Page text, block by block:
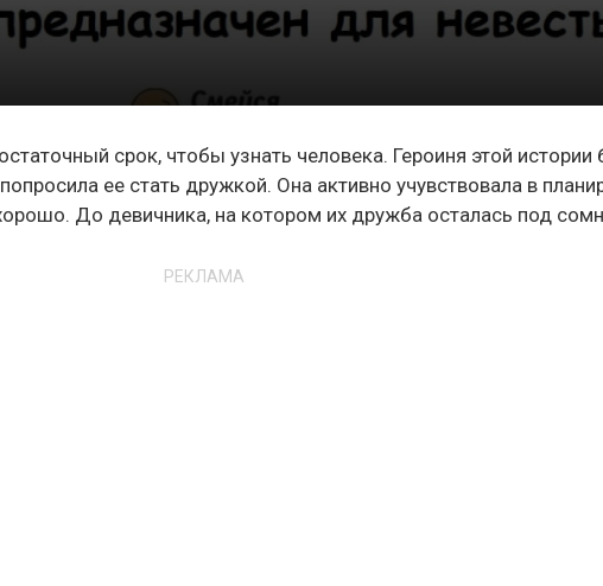
срок, чтобы узнать человека. Героиня этой истории
ее стать дружкой. Она активно учувствовала в
До девичника, на котором их дружба осталась под
РЕКЛАМА